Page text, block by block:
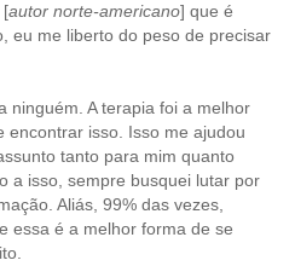
[autor norte-americano] que é
eu me liberto do peso de precisar
ninguém. A terapia foi a melhor
encontrar isso. Isso me ajudou
tanto para mim quanto
a isso, sempre busquei lutar por
Aliás, 99% das vezes,
essa é a melhor forma de se